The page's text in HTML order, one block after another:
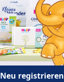
Neu registrieren